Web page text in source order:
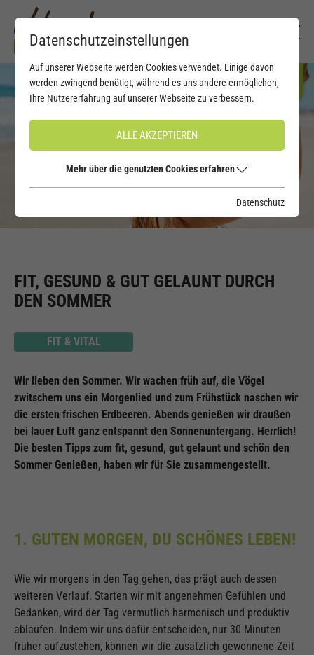
FIT, GESUND & GUT GELAUNT DURCH
DEN SOMMER
FIT & VITAL
Wir lieben den Sommer. Wir wachen früh auf, die Vögel
zwitschern uns ein Morgenlied und zum Frühstück naschen wir
die ersten frischen Erdbeeren. Abends genießen wir draußen
bei lauer Luft ganz entspannt den Sonnenuntergang. Herrlich!
Die besten Tipps zum fit, gesund, gut gelaunt und schön den
Sommer Genießen, haben wir für Sie zusammengestellt.
1. GUTEN MORGEN, DU SCHÖNES LEBEN!
Wie wir morgens in den Tag gehen, das prägt auch dessen
weiteren Verlauf. Starten wir mit angenehmen Gefühlen und
Gedanken, wird der Tag vermutlich harmonisch und produktiv
ablaufen. Indem wir uns dafür entscheiden, nur 30 Minuten
früher aufzustehen, können wir die zusätzlich gewonnene Zeit
Datenschutzeinstellungen
Auf unserer Webseite werden Cookies verwendet. Einige davon
werden zwingend benötigt, während es uns andere ermöglichen,
Ihre Nutzererfahrung auf unserer Webseite zu verbessern.
ALLE AKZEPTIEREN
Mehr über die genutzten Cookies erfahren
Datenschutz